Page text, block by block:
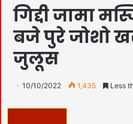
गिद्दी जामा
बजे पुरे जोशो
जुलूस
10/10/2022 1,435 Less